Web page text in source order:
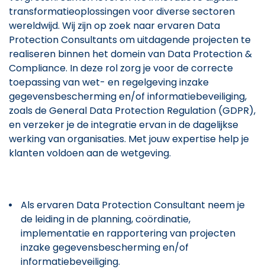
transformatieoplossingen voor diverse sectoren
wereldwijd. Wij zijn op zoek naar ervaren Data
Protection Consultants om uitdagende projecten te
realiseren binnen het domein van Data Protection &
Compliance. In deze rol zorg je voor de correcte
toepassing van wet- en regelgeving inzake
gegevensbescherming en/of informatiebeveiliging,
zoals de General Data Protection Regulation (GDPR),
en verzeker je de integratie ervan in de dagelijkse
werking van organisaties. Met jouw expertise help je
klanten voldoen aan de wetgeving.
Als ervaren Data Protection Consultant neem je
de leiding in de planning, coördinatie,
implementatie en rapportering van projecten
inzake gegevensbescherming en/of
informatiebeveiliging.